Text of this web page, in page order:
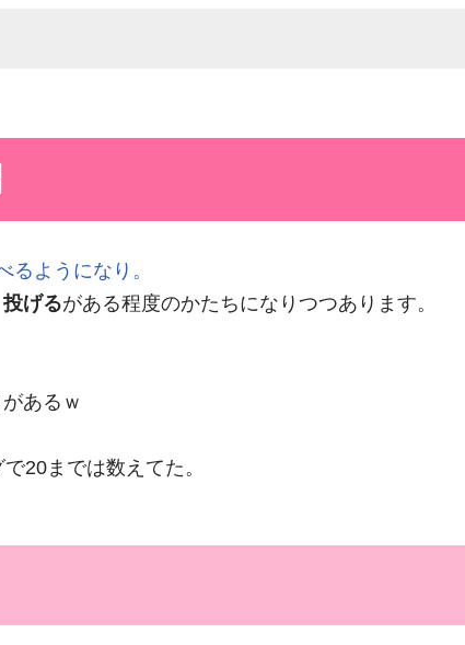
るようになり。
投げるがある程度のかたちになりつつあります。
あるｗ
20までは数えてた。